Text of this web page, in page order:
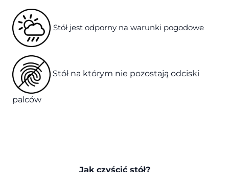
Stół jest odporny na warunki pogodowe
Stół na którym nie pozostają odciski
palców
Jak czyścić stół?